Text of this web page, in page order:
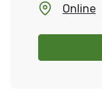
Online